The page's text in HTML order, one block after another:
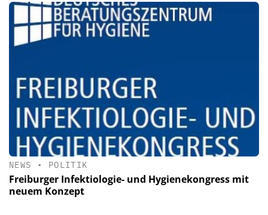
NEWS • POLITIK
Freiburger Infektiologie- und Hygienekongress mit
neuem Konzept